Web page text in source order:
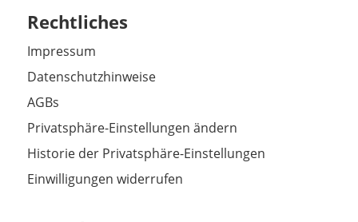
Rechtliches
Impressum
Datenschutzhinweise
AGBs
Privatsphäre-Einstellungen ändern
Historie der Privatsphäre-Einstellungen
Einwilligungen widerrufen